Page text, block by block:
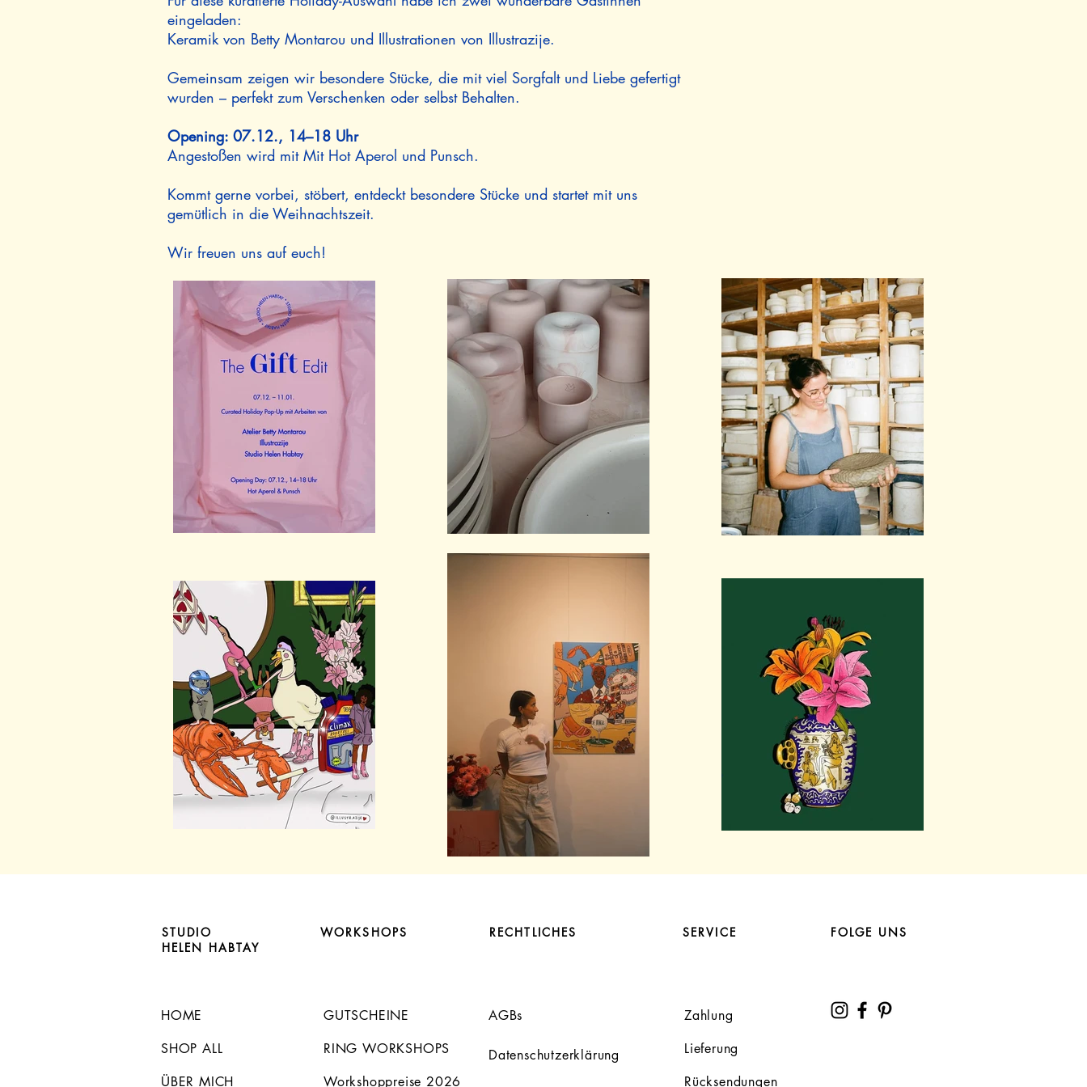
eingeladen:
Keramik von Betty Montarou und Illustrationen von Illustrazije.
Gemeinsam zeigen wir besondere Stücke, die mit viel Sorgfalt und Liebe gefertigt
wurden – perfekt zum Verschenken oder selbst Behalten.
Opening: 07.12., 14–18 Uhr
Angestoßen wird mit Mit Hot Aperol und Punsch.
Kommt gerne vorbei, stöbert, entdeckt besondere Stücke und startet mit uns
gemütlich in die Weihnachtszeit.
Wir freuen uns auf euch!
STUDIO
HELEN HABTAY
WORKSHOPS RECHTLICHES SERVICE FOLGE UNS
HOME
SHOP ALL
ÜBER MICH
GUTSCHEINE
RING WORKSHOPS
Workshoppreise 2026
AGBs
Datenschutzerklärung
Zahlung
Lieferung
Rücksendungen